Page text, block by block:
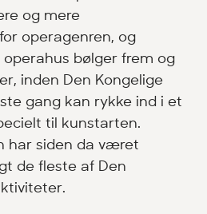
og mere
operagenren, og
bølger frem og
inden Den Kongelige
gang kan rykke ind i et
til kunstarten.
har siden da været
de fleste af Den